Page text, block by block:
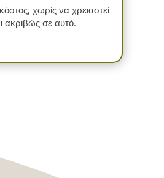
χωρίς να χρειαστεί
ακριβώς σε αυτό.